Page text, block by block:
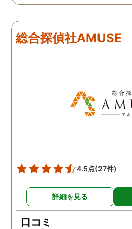
います。 他の口コミにもあ
金が安く明確で親身になっ
て対応いただける探偵さん
総合探偵社AMUSE
4.5点(27件)
詳細を見る
口コミ